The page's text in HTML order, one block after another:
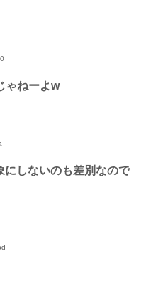
ゃねーよw
にしないのも差別なので